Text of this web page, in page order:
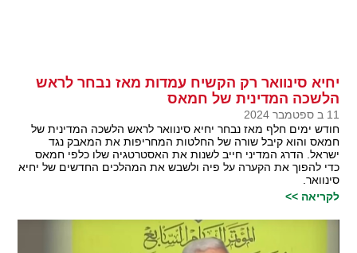
יחיא סינוואר רק הקשיח עמדות מאז נבחר לראש
הלשכה המדינית של חמאס
11 ב ספטמבר 2024
חודש ימים חלף מאז נבחר יחיא סינוואר לראש הלשכה המדינית של
חמאס והוא קיבל שורה של החלטות המחריפות את המאבק נגד
ישראל. הדרג המדיני חייב לשנות את האסטרטגיה שלו כלפי חמאס
כדי להפוך את הקערה על פיה ולשבש את המהלכים החדשים של יחיא
סינוואר.
לקריאה >>